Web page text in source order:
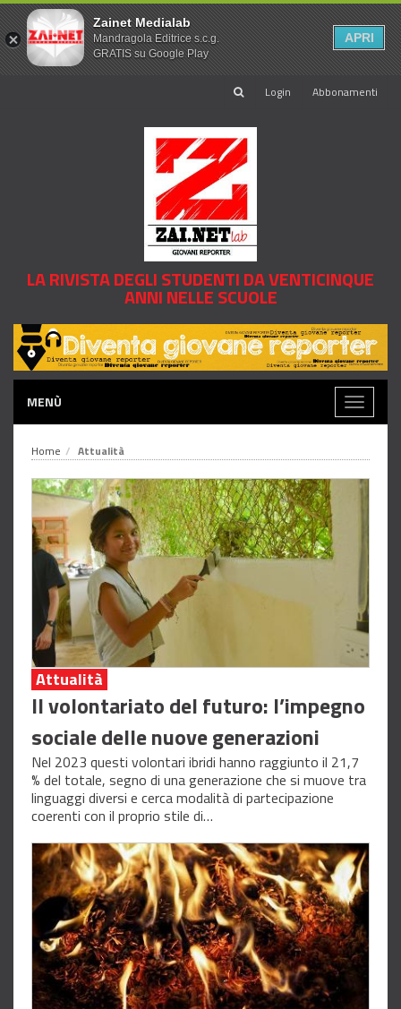
Login Abbonamenti
LA RIVISTA DEGLI STUDENTI DA VENTICINQUE
ANNI NELLE SCUOLE
MENÙ
Toggle
Home Attualità
Attualità
Il volontariato del futuro: l’impegno
sociale delle nuove generazioni
Nel 2023 questi volontari ibridi hanno raggiunto il 21,7
% del totale, segno di una generazione che si muove tra
linguaggi diversi e cerca modalità di partecipazione
coerenti con il proprio stile di…
Zainet Medialab
Mandragola Editrice s.c.g.
GRATIS su Google Play
APRI